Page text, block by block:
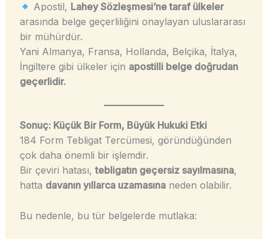
Apostil, Lahey Sözleşmesi’ne taraf ülkeler
arasında belge geçerliliğini onaylayan uluslararası
bir mühürdür.
Yani Almanya, Fransa, Hollanda, Belçika, İtalya,
İngiltere gibi ülkeler için apostilli belge doğrudan
geçerlidir.
Sonuç: Küçük Bir Form, Büyük Hukuki Etki
184 Form Tebligat Tercümesi, göründüğünden
çok daha önemli bir işlemdir.
Bir çeviri hatası,tebligatın geçersiz sayılmasına,
hatta davanın yıllarca uzamasınaneden olabilir.
Bu nedenle, bu tür belgelerde mutlaka: